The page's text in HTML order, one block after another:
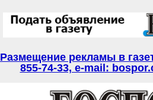
Размещение рекламы в
855-74-33, e-mail: